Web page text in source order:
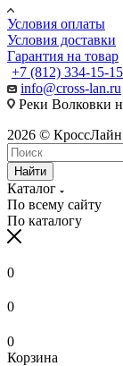
Условия оплаты
Условия доставки
Гарантия на товар
+7 (812) 334-15-15
info@cross-lan.ru
Реки Волковки
2026 © КроссЛайн
Найти
Каталог
По всему сайту
По каталогу
0
0
0
Корзина